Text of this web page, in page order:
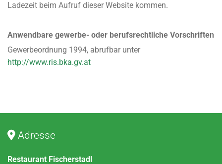
Ladezeit beim Aufruf dieser Website kommen.
Anwendbare gewerbe- oder berufsrechtliche Vorschriften
Gewerbeordnung 1994, abrufbar unter
http://www.ris.bka.gv.at
 Adresse
Restaurant Fischerstadl